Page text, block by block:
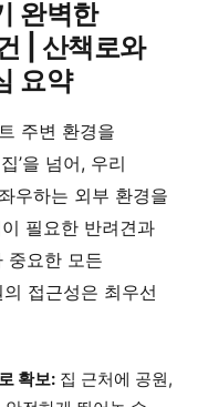
완벽한
| 산책로와
요약
주변 환경을
’을 넘어, 우리
우하는 외부 환경을
필요한 반려견과
중요한 모든
접근성은 최우선
확보: 집 근처에 공원,